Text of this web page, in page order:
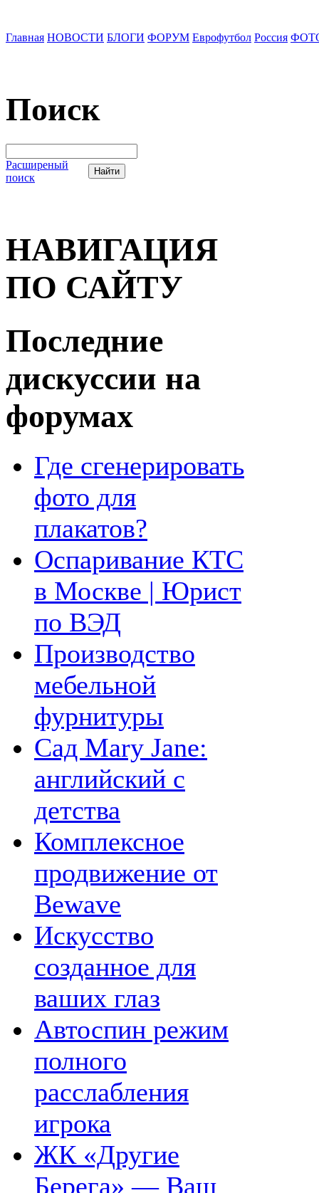
Главная НОВОСТИ БЛОГИ ФОРУМ Еврофутбол Россия
Поиск
Расширеный
поиск
НАВИГАЦИЯ
ПО САЙТУ
Последние
дискуссии на
форумах
Где сгенерировать
фото для
плакатов?
Оспаривание КТС
в Москве | Юрист
по ВЭД
Производство
мебельной
фурнитуры
Сад Mary Jane:
английский с
детства
Комплексное
продвижение от
Bewave
Искусство
созданное для
ваших глаз
Автоспин режим
полного
расслабления
игрока
ЖК «Другие
Берега» — Ваш